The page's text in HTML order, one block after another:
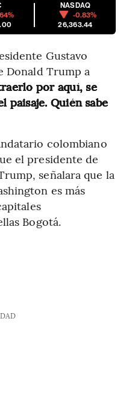
NASDAQ
-0.83%
26,363.44
Gustavo
Donald Trump a
por aquí, se
paisaje. Quién sabe
colombiano
el presidente de
señalara que la
es más
Bogotá.